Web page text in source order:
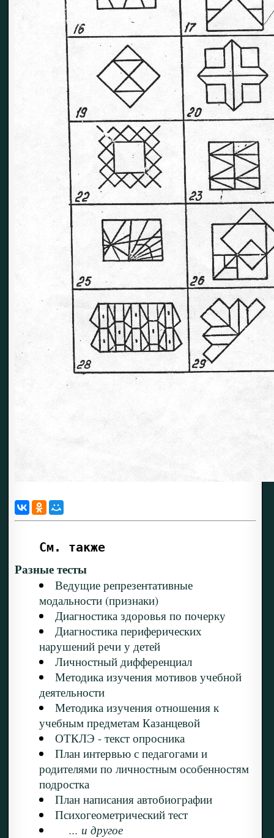
См. также
Разные тесты
Ведущие репрезентативные
модальности (признаки)
Диагностика здоровья по почерку
Диагностика периферических
нарушений речи у детей
Личностный дифференциал
Методика изучения мотивов учебной
деятельности
Методика изучения отношения к
учебным предметам Казанцевой
ОТКЛЭ - текст опросника
План интервью с педагогами и
родителями по личностным особенностям
подростка
План написания автобиографии
Психогеометрический тест
... и другое